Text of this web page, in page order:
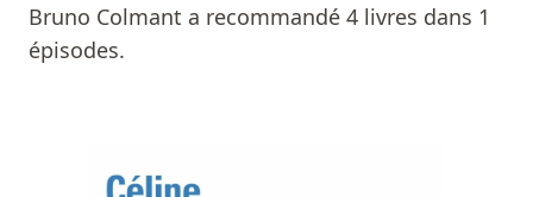
Bruno Colmant a recommandé 4 livres dans 1
épisodes.
Livres
Prix littéraires